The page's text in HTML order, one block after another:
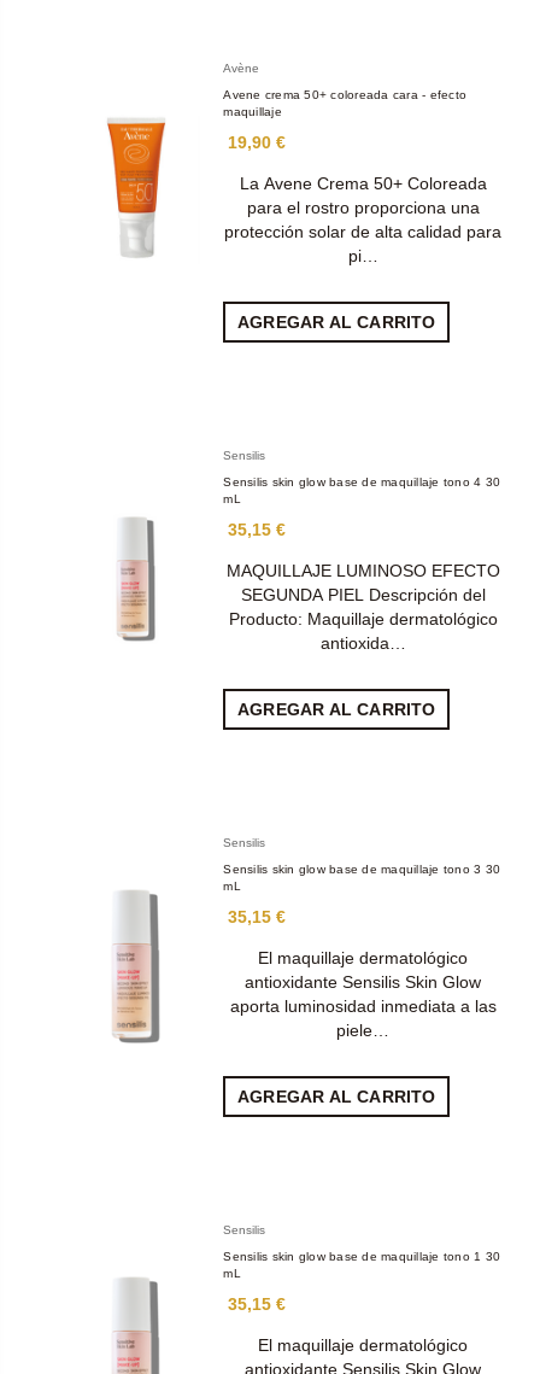
Avène
Avene crema 50+ coloreada cara - efecto
maquillaje
19,90 €
La Avene Crema 50+ Coloreada
para el rostro proporciona una
protección solar de alta calidad para
pi…
AGREGAR AL CARRITO
Sensilis
Sensilis skin glow base de maquillaje tono 4 30
mL
35,15 €
MAQUILLAJE LUMINOSO EFECTO
SEGUNDA PIEL Descripción del
Producto: Maquillaje dermatológico
antioxida…
AGREGAR AL CARRITO
Sensilis
Sensilis skin glow base de maquillaje tono 3 30
mL
35,15 €
El maquillaje dermatológico
antioxidante Sensilis Skin Glow
aporta luminosidad inmediata a las
piele…
AGREGAR AL CARRITO
Sensilis
Sensilis skin glow base de maquillaje tono 1 30
mL
35,15 €
El maquillaje dermatológico
antioxidante Sensilis Skin Glow